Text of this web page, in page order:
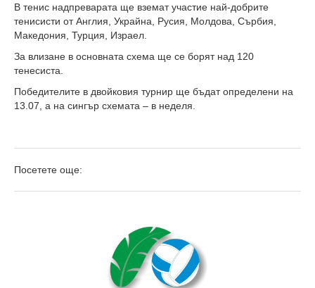
В тенис надпреварата ще вземат участие най-добрите
тенисисти от Англия, Украйна, Русия, Молдова, Сърбия,
Македония, Турция, Израел.
За влизане в основната схема ще се борят над 120
тенесиста.
Победителите в двойковия турнир ще бъдат определени на
13.07, а на сингър схемата – в неделя.
Посетете още: